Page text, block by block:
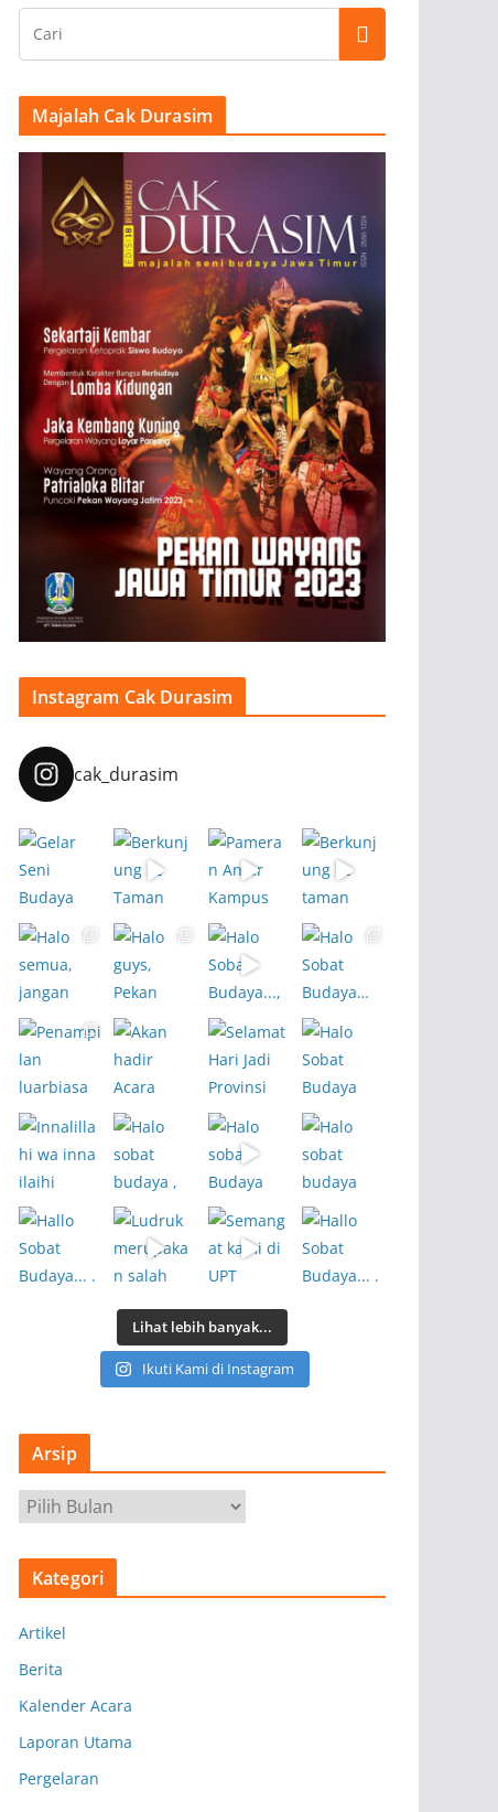
Majalah Cak Durasim
Instagram Cak Durasim
cak_durasim
Lihat lebih banyak...
Ikuti Kami di Instagram
Arsip
r
s
Kategori
Artikel
Berita
Kalender Acara
Laporan Utama
Pergelaran